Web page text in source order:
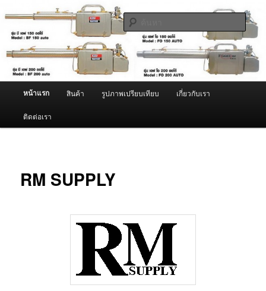
ไป
เนื้อหา
หลัก ผู้นำเข้าเครื่องพ่นหมอกควัน Best
Fogger / Fogger One และ อะไหล่
จำหน่ายเครื่องพ่นหมอกควัน คุณภาพดี บริการด้วยความจริงใจ
ค้นหา
หน้าแรก สินค้า รูปภาพเปรียบเทียบ เกี่ยวกับเรา
ติดต่อเรา
RM SUPPLY